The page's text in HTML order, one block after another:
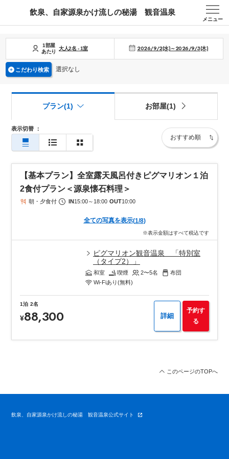
飲泉、自家源泉かけ流しの秘湯 観音温泉
メニュー
1部屋
あたり
大人2名 -1室 2026/9/2(水)～2026/9/3(木)
こだわり検索 選択なし
表示切替 ：
プラン(1) お部屋(1)
【基本プラン】全室露天風呂付きピグマリオン１泊
2食付プラン＜源泉懐石料理＞
朝・夕食付 IN15:00～ 18:00 OUT10:00
全ての写真を表示(1/8)
※表示金額はすべて税込です
ピグマリオン観音温泉 「特別室
（タイプ2）」
和室 喫煙 2〜5名
布団
Wi-Fiあり(無料)
1泊 2名
¥88,300 詳細
予約す
る
このページのTOPへ
飲泉、自家源泉かけ流しの秘湯 観音温泉公式サイト